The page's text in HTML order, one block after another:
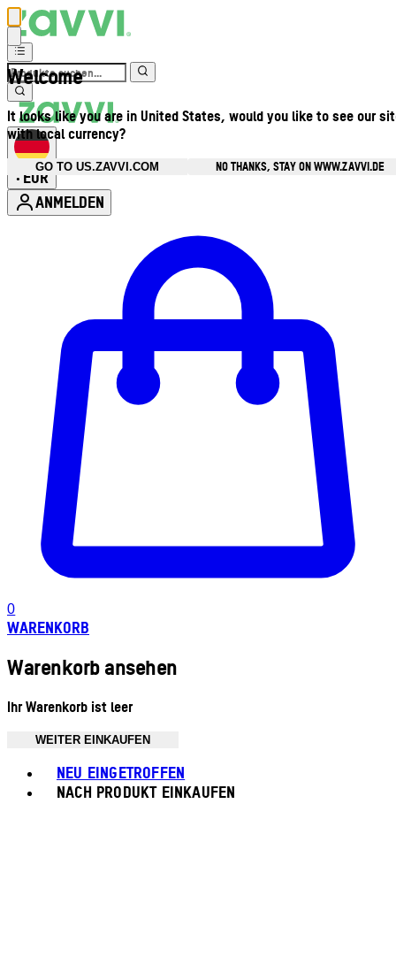
Welcome
It looks like you are in United States, would you like to see our
with local currency?
GO TO US.ZAVVI.COM
NO THANKS, STAY ON WWW.ZAVVI.DE
• EUR
ANMELDEN
0
WARENKORB
Warenkorb ansehen
Ihr Warenkorb ist leer
WEITER EINKAUFEN
NEU EINGETROFFEN
NACH PRODUKT EINKAUFEN